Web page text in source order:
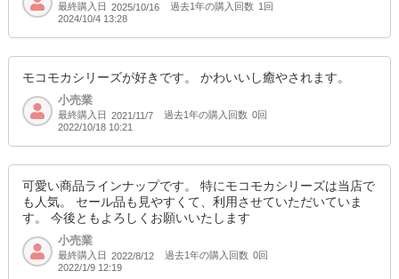
最終購入日 2025/10/16 過去1年の購入回数 1回
2024/10/4 13:28
モコモカシリーズが好きです。 かわいいし癒やされます。
小売業
最終購入日 2021/11/7 過去1年の購入回数 0回
2022/10/18 10:21
可愛い商品ラインナップです。 特にモコモカシリーズは当店で
も人気。 セール品も見やすくて、利用させていただいていま
す。 今後ともよろしくお願いいたします
小売業
最終購入日 2022/8/12 過去1年の購入回数 0回
2022/1/9 12:19